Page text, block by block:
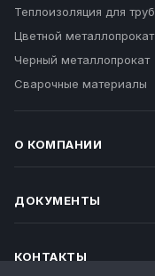
Теплоизоляция для труб
Цветной металлопрокат
Черный металлопрокат
Сварочные материалы
О КОМПАНИИ
ДОКУМЕНТЫ
КОНТАКТЫ